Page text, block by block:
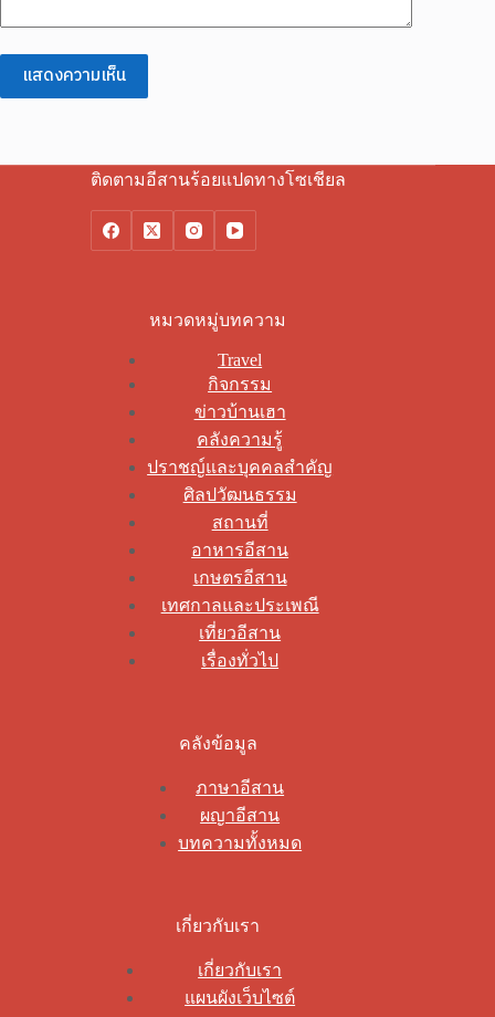
แสดงความเห็น
ติดตามอีสานร้อยแปดทางโซเชียล
หมวดหมู่บทความ
Travel
กิจกรรม
ข่าวบ้านเฮา
คลังความรู้
ปราชญ์และบุคคลสำคัญ
ศิลปวัฒนธรรม
สถานที่
อาหารอีสาน
เกษตรอีสาน
เทศกาลและประเพณี
เที่ยวอีสาน
เรื่องทั่วไป
คลังข้อมูล
ภาษาอีสาน
ผญาอีสาน
บทความทั้งหมด
เกี่ยวกับเรา
เกี่ยวกับเรา
แผนผังเว็บไซต์